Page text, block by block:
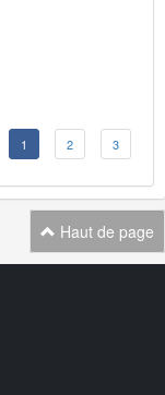
1 2 3
Haut de page